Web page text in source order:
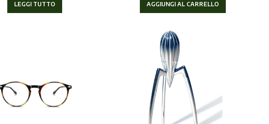
LEGGI TUTTO AGGIUNGI AL CARRELLO